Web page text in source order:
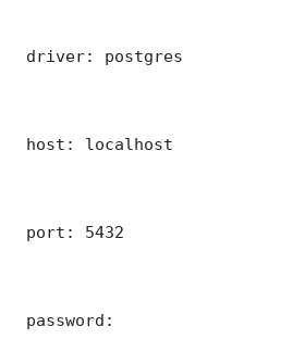
driver: postgres
host: localhost
port: 5432
password: